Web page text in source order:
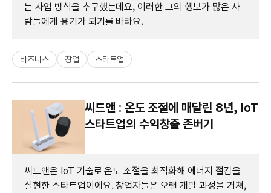
는 사업 방식을 추구했는데요, 이러한 그의 행보가 많은 사
람들에게 용기가 되기를 바라요.
비즈니스 창업 스타트업
씨드앤 : 온도 조절에 매달린 8년, IoT
스타트업의 수익창출 존버기
씨드앤은 IoT 기술로 온도 조절을 최적화해 에너지 절감을
실현한 스타트업이에요. 창업자들은 오랜 개발 과정을 거쳐,